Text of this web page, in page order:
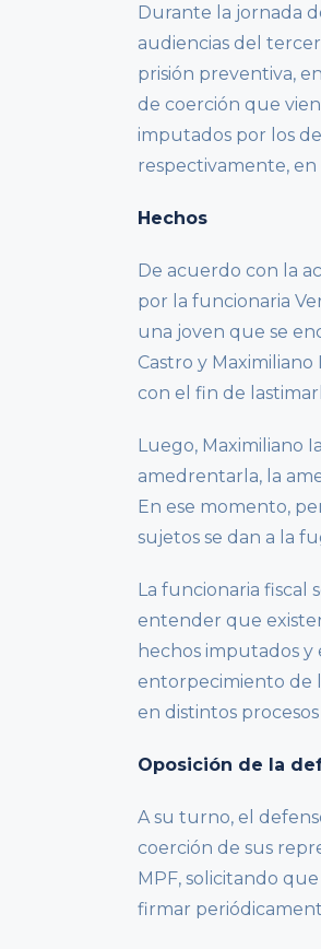
Durante la jornada
audiencias del
prisión preventiva,
de coerción que
imputados por los
respectivamente,
Hechos
De acuerdo con la
por la funcionaria
una joven que se
Castro y
con el fin de
Luego, Maximiliano
amedrentarla, la
En ese momento,
sujetos se dan a la
La funcionaria fiscal
entender que
hechos imputados y
entorpecimiento de
en distintos
Oposición de la
A su turno, el
coerción de sus
MPF, solicitando
firmar